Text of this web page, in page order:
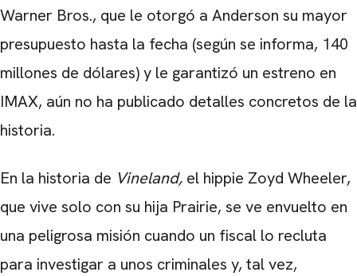
Warner Bros., que le otorgó a Anderson su mayor
presupuesto hasta la fecha (según se informa, 140
millones de dólares) y le garantizó un estreno en
IMAX, aún no ha publicado detalles concretos de la
historia.
En la historia de Vineland, el hippie Zoyd Wheeler,
que vive solo con su hija Prairie, se ve envuelto en
una peligrosa misión cuando un fiscal lo recluta
para investigar a unos criminales y, tal vez,